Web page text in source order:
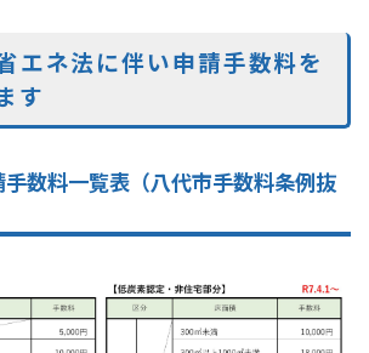
エネ法に伴い申請手数料を
す
数料一覧表（八代市手数料条例抜